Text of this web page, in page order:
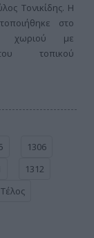
Τονικίδης. Η
στο
χωριού με
τοπικού
1306
1312
Τέλος